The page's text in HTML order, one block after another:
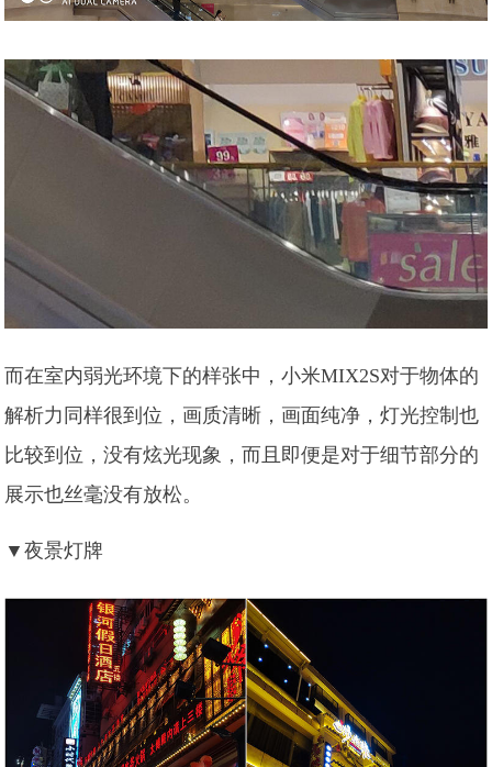
而在室内弱光环境下的样张中，小米MIX2S对于物体的
解析力同样很到位，画质清晰，画面纯净，灯光控制也
比较到位，没有炫光现象，而且即便是对于细节部分的
展示也丝毫没有放松。
▼夜景灯牌